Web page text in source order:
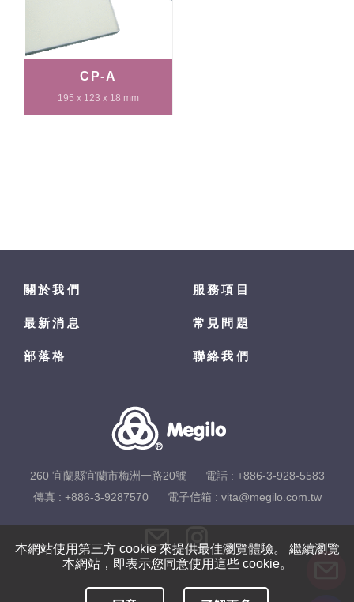
CP-A
195 x 123 x 18 mm
本網站使用第三方 cookie 來提供最佳瀏覽體驗。 繼續瀏覽
本網站，即表示您同意使用這些 cookie。
關於我們 服務項目
最新消息 常見問題
部落格 聯絡我們
260 宜蘭縣宜蘭市梅洲一路20號 電話 : +886-3-928-5583
傳真 : +886-3-9287570
電子信箱 : vita@megilo.com.tw